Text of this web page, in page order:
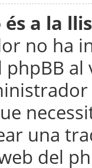
a la
no ha
una
del